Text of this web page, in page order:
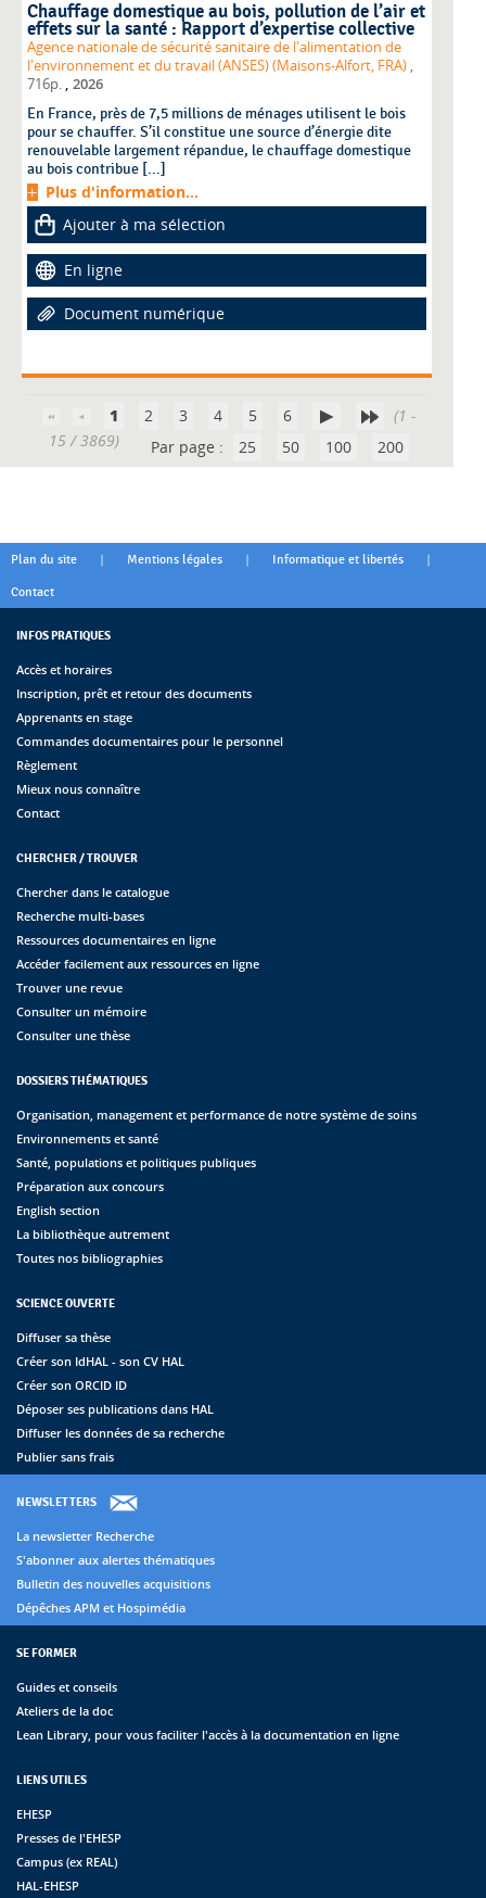
Chauffage domestique au bois, pollution de l’air et
effets sur la santé : Rapport d’expertise collective
Agence nationale de sécurité sanitaire de l'alimentation de
l'environnement et du travail (ANSES) (Maisons-Alfort, FRA) ,
716p. 2026
En France, près de 7,5 millions de ménages utilisent le bois
pour se chauffer. S’il constitue une source d’énergie dite
renouvelable largement répandue, le chauffage domestique
au bois contribue [...]
Plus d'information...
Ajouter à ma sélection
En ligne
Document numérique
1 2 3 4 5 6
15 / 3869)
Par page : 25 50 100 200
Plan du site | Mentions légales | Informatique et libertés |
Contact
INFOS PRATIQUES
Accès et horaires
Inscription, prêt et retour des documents
Apprenants en stage
Commandes documentaires pour le personnel
Règlement
Mieux nous connaître
Contact
CHERCHER / TROUVER
Chercher dans le catalogue
Recherche multi-bases
Ressources documentaires en ligne
Accéder facilement aux ressources en ligne
Trouver une revue
Consulter un mémoire
Consulter une thèse
DOSSIERS THÉMATIQUES
Organisation, management et performance de notre système de soins
Environnements et santé
Santé, populations et politiques publiques
Préparation aux concours
English section
La bibliothèque autrement
Toutes nos bibliographies
SCIENCE OUVERTE
Diffuser sa thèse
Créer son IdHAL - son CV HAL
Créer son ORCID ID
Déposer ses publications dans HAL
Diffuser les données de sa recherche
Publier sans frais
NEWSLETTERS
La newsletter Recherche
S'abonner aux alertes thématiques
Bulletin des nouvelles acquisitions
Dépêches APM et Hospimédia
SE FORMER
Guides et conseils
Ateliers de la doc
Lean Library, pour vous faciliter l'accès à la documentation en ligne
LIENS UTILES
EHESP
Presses de l'EHESP
Campus (ex REAL)
HAL-EHESP